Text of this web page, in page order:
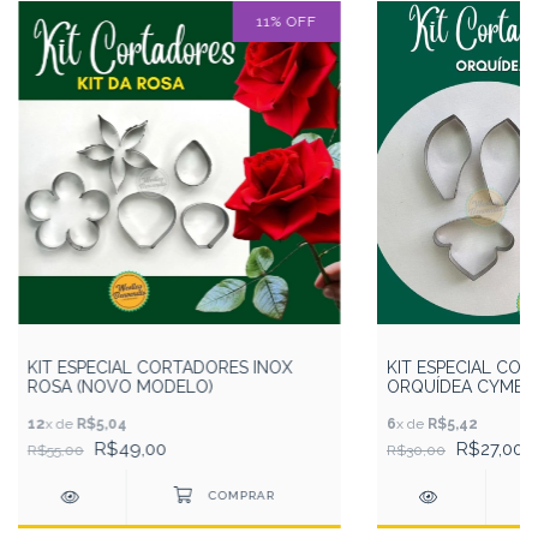
11%OFF
KIT ESPECIAL CORTADORES INOX
ROSA (NOVO MODELO)
12x de R$5,04
R$55,00
R$49,00
KIT ESPECIAL
ORQUÍDEA
6x de R$5,42
R$30,00
R$27,00